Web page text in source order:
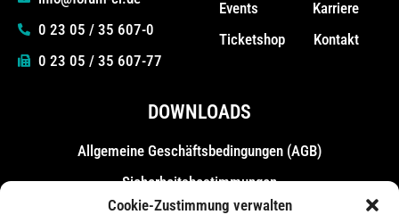
Cookie-Zustimmung verwalten
0 23 05 / 35 607-0
0 23 05 / 35 607-77
Events
Ticketshop
Karriere
Kontakt
DOWNLOADS
Allgemeine Geschäfts­bedingungen (AGB)
Sicherheitsbestimmungen
Messebestimmungen